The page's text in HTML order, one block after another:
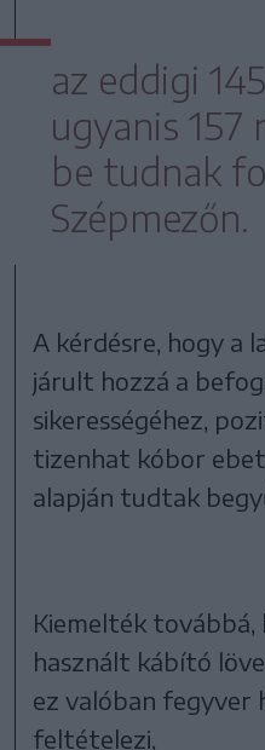
az eddigi
ugyanis 157
be tudnak
Szépmezőn.
A kérdésre, hogy a
járult hozzá a
sikerességéhez,
tizenhat kóbor
alapján tudtak
Kiemelték továbbá,
használt kábító
ez valóban fegyver
feltételezi,